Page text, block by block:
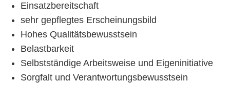
Einsatzbereitschaft
sehr gepflegtes Erscheinungsbild
Hohes Qualitätsbewusstsein
Belastbarkeit
Selbstständige Arbeitsweise und Eigeninitiative
Sorgfalt und Verantwortungsbewusstsein